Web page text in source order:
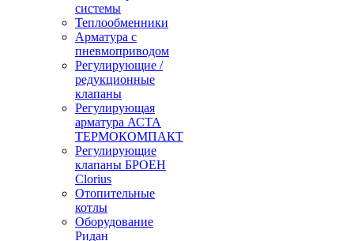
системы
Теплообменники
Арматура с
пневмоприводом
Регулирующие /
редукционные
клапаны
Регулирующая
арматура АСТА
ТЕРМОКОМПАКТ
Регулирующие
клапаны БРОЕН
Clorius
Отопительные
котлы
Оборудование
Ридан